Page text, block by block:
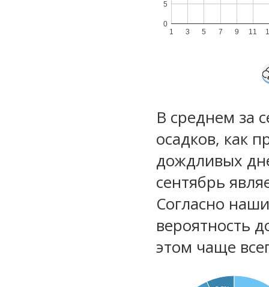
1 3 5 7 9 11
0
5
В среднем за
осадков, как
дождливых
сентябрь
Согласно
вероятность
этом чаще